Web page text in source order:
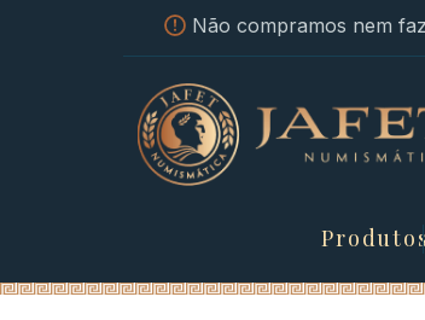
Não compramos nem
Produtos